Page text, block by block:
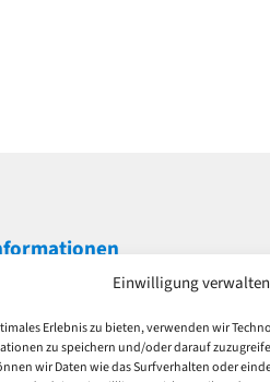
Einwilligung verwalten
Erlebnis zu bieten, verwenden wir
zu speichern und/oder darauf
wir Daten wie das Surfverhalten oder
& Widerrufsformular